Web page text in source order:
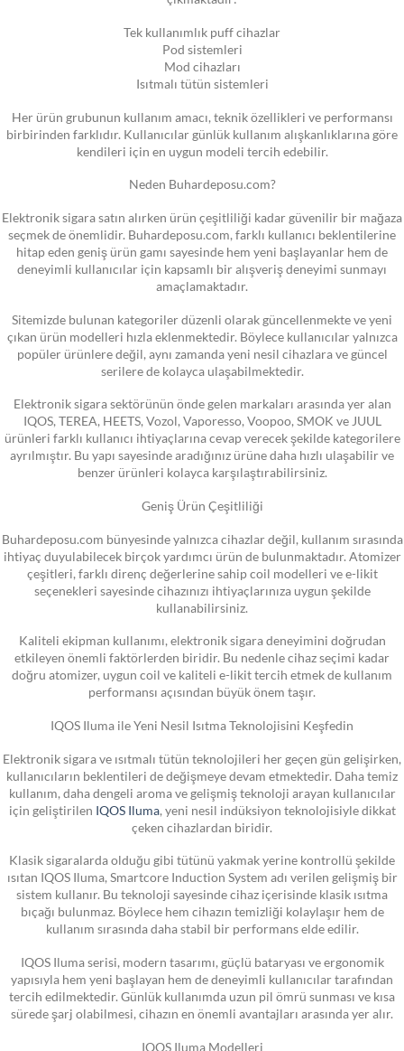
Tek kullanımlık puff cihazlar
Pod sistemleri
Mod cihazları
Isıtmalı tütün sistemleri
Her ürün grubunun kullanım amacı, teknik özellikleri ve performansı
birbirinden farklıdır. Kullanıcılar günlük kullanım alışkanlıklarına göre
kendileri için en uygun modeli tercih edebilir.
Neden Buhardeposu.com?
Elektronik sigara satın alırken ürün çeşitliliği kadar güvenilir bir mağaza
seçmek de önemlidir. Buhardeposu.com, farklı kullanıcı beklentilerine
hitap eden geniş ürün gamı sayesinde hem yeni başlayanlar hem de
deneyimli kullanıcılar için kapsamlı bir alışveriş deneyimi sunmayı
amaçlamaktadır.
Sitemizde bulunan kategoriler düzenli olarak güncellenmekte ve yeni
çıkan ürün modelleri hızla eklenmektedir. Böylece kullanıcılar yalnızca
popüler ürünlere değil, aynı zamanda yeni nesil cihazlara ve güncel
serilere de kolayca ulaşabilmektedir.
Elektronik sigara sektörünün önde gelen markaları arasında yer alan
IQOS, TEREA, HEETS, Vozol, Vaporesso, Voopoo, SMOK ve JUUL
ürünleri farklı kullanıcı ihtiyaçlarına cevap verecek şekilde kategorilere
ayrılmıştır. Bu yapı sayesinde aradığınız ürüne daha hızlı ulaşabilir ve
benzer ürünleri kolayca karşılaştırabilirsiniz.
Geniş Ürün Çeşitliliği
Buhardeposu.com bünyesinde yalnızca cihazlar değil, kullanım sırasında
ihtiyaç duyulabilecek birçok yardımcı ürün de bulunmaktadır. Atomizer
çeşitleri, farklı direnç değerlerine sahip coil modelleri ve e-likit
seçenekleri sayesinde cihazınızı ihtiyaçlarınıza uygun şekilde
kullanabilirsiniz.
Kaliteli ekipman kullanımı, elektronik sigara deneyimini doğrudan
etkileyen önemli faktörlerden biridir. Bu nedenle cihaz seçimi kadar
doğru atomizer, uygun coil ve kaliteli e-likit tercih etmek de kullanım
performansı açısından büyük önem taşır.
IQOS Iluma ile Yeni Nesil Isıtma Teknolojisini Keşfedin
Elektronik sigara ve ısıtmalı tütün teknolojileri her geçen gün gelişirken,
kullanıcıların beklentileri de değişmeye devam etmektedir. Daha temiz
kullanım, daha dengeli aroma ve gelişmiş teknoloji arayan kullanıcılar
için geliştirilen IQOS Iluma, yeni nesil indüksiyon teknolojisiyle dikkat
çeken cihazlardan biridir.
Klasik sigaralarda olduğu gibi tütünü yakmak yerine kontrollü şekilde
ısıtan IQOS Iluma, Smartcore Induction System adı verilen gelişmiş bir
sistem kullanır. Bu teknoloji sayesinde cihaz içerisinde klasik ısıtma
bıçağı bulunmaz. Böylece hem cihazın temizliği kolaylaşır hem de
kullanım sırasında daha stabil bir performans elde edilir.
IQOS Iluma serisi, modern tasarımı, güçlü bataryası ve ergonomik
yapısıyla hem yeni başlayan hem de deneyimli kullanıcılar tarafından
tercih edilmektedir. Günlük kullanımda uzun pil ömrü sunması ve kısa
sürede şarj olabilmesi, cihazın en önemli avantajları arasında yer alır.
IQOS Iluma Modelleri